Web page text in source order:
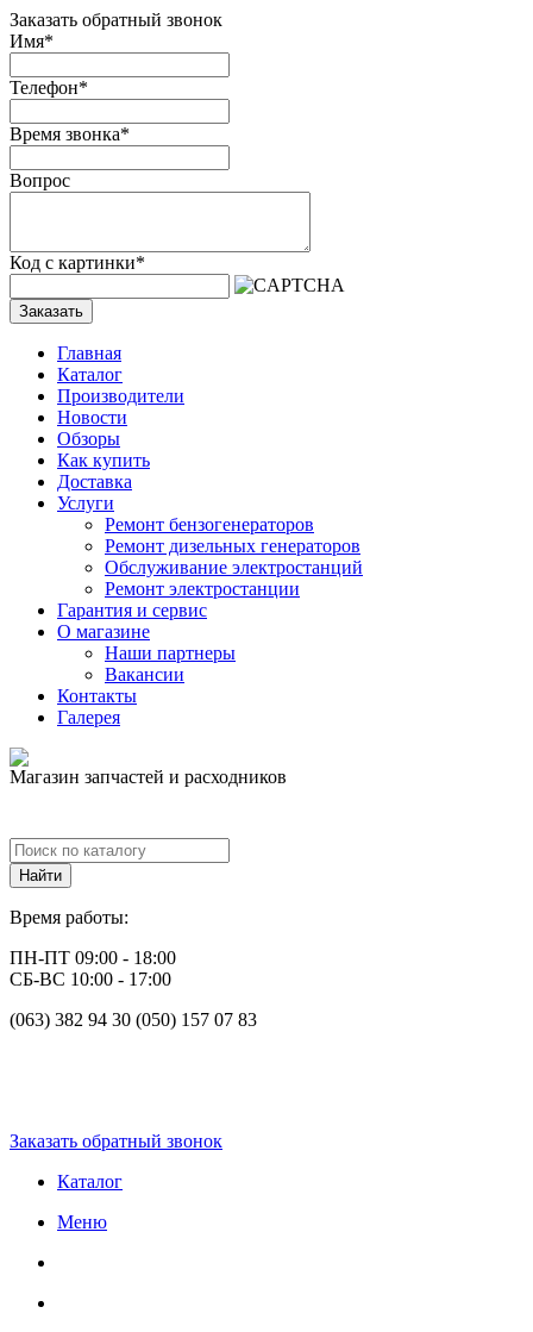
Заказать обратный звонок
Имя*
Телефон*
Время звонка*
Вопрос
Код с картинки*
Заказать
Главная
Каталог
Производители
Новости
Обзоры
Как купить
Доставка
Услуги
Ремонт бензогенераторов
Ремонт дизельных генераторов
Обслуживание электростанций
Ремонт электростанции
Гарантия и сервис
О магазине
Наши партнеры
Вакансии
Контакты
Галерея
Магазин запчастей и расходников
Время работы:
ПН-ПТ 09:00 - 18:00
СБ-ВС 10:00 - 17:00
(063) 382 94 30 (050) 157 07 83
Заказать обратный звонок
Каталог
Меню